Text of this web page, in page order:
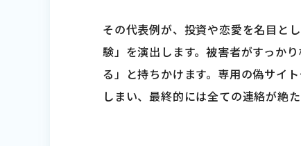
その代表例が、投資や恋愛を名目と
験」を演出します。被害者がすっか
る」と持ちかけます。専用の偽サイ
しまい、最終的には全ての連絡が絶